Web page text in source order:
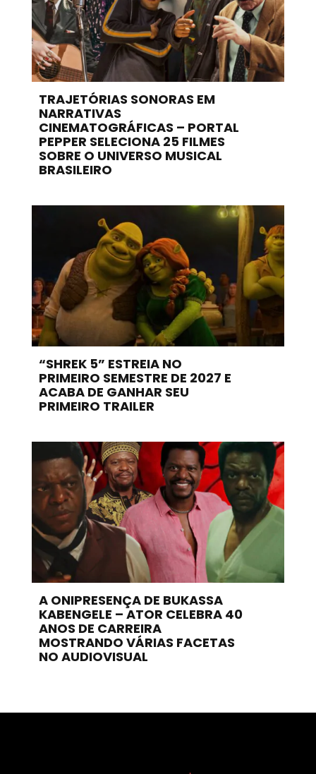
TRAJETÓRIAS SONORAS EM
NARRATIVAS
CINEMATOGRÁFICAS – PORTAL
PEPPER SELECIONA 25 FILMES
SOBRE O UNIVERSO MUSICAL
BRASILEIRO
“SHREK 5” ESTREIA NO
PRIMEIRO SEMESTRE DE 2027 E
ACABA DE GANHAR SEU
PRIMEIRO TRAILER
A ONIPRESENÇA DE BUKASSA
KABENGELE – ATOR CELEBRA 40
ANOS DE CARREIRA
MOSTRANDO VÁRIAS FACETAS
NO AUDIOVISUAL